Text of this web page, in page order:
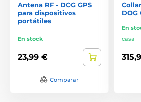
Antena RF - DOG GPS
para dispositivos
portátiles
En stock
23,99 €
Comparar
DOG
En
casa